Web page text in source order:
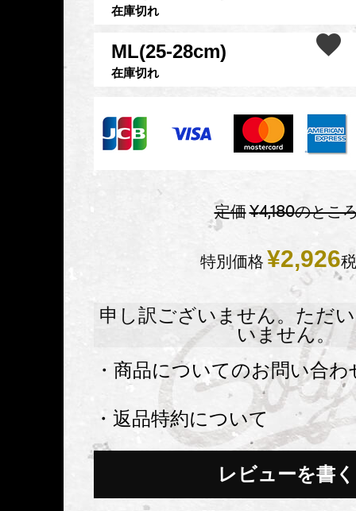
在庫切れ
ML(25-28cm)
在庫切れ
定価¥4,180のとこ
特別価格 ¥2,926
申し訳ございません。ただ
いません。
・商品についてのお問い合わ
・返品特約について
レビューを書く